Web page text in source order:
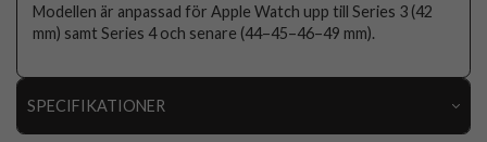
Modellen är anpassad för Apple Watch upp till Series 3 (42
mm) samt Series 4 och senare (44–45–46–49 mm).
SPECIFIKATIONER